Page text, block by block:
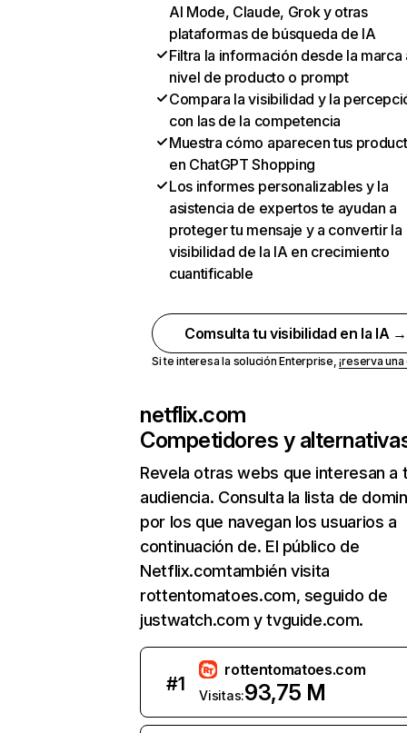
AI Mode, Claude, Grok y otras
plataformas de búsqueda de IA
Filtra la información desde la marca
nivel de producto o prompt
Compara la visibilidad y la
con las de la competencia
Muestra cómo aparecen tus
en ChatGPT Shopping
Los informes personalizables y la
asistencia de expertos te ayudan a
proteger tu mensaje y a convertir la
visibilidad de la IA en crecimiento
cuantificable
Comsulta tu visibilidad en la IA →
Si te interesa la solución Enterprise,¡reserva
netflix.com
Competidores y
Revela otras webs que interesan a
audiencia. Consulta la lista de
por los que navegan los usuarios a
continuación de. El público de
Netflix.comtambién visita
rottentomatoes.com, seguido de
justwatch.com y tvguide.com.
#1
rottentomatoes.com
Visitas:93,75 M